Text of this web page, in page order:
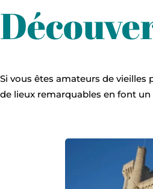
Si vous êtes amateurs de
de lieux remarquables en font
Tour Philippe le Bel